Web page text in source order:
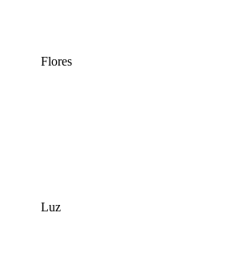
Flores
Luz